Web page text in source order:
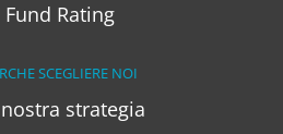
Fund Rating
SCEGLIERE NOI
strategia